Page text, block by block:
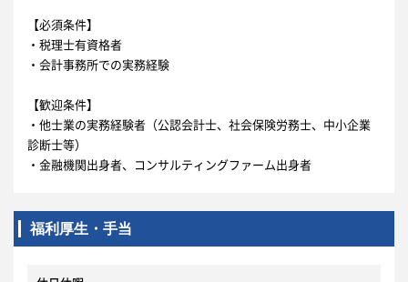
【必須条件】
・税理士有資格者
・会計事務所での実務経験
【歓迎条件】
・他士業の実務経験者（公認会計士、社会保険労務士、中小企業
診断士等）
・金融機関出身者、コンサルティングファーム出身者
福利厚生・手当